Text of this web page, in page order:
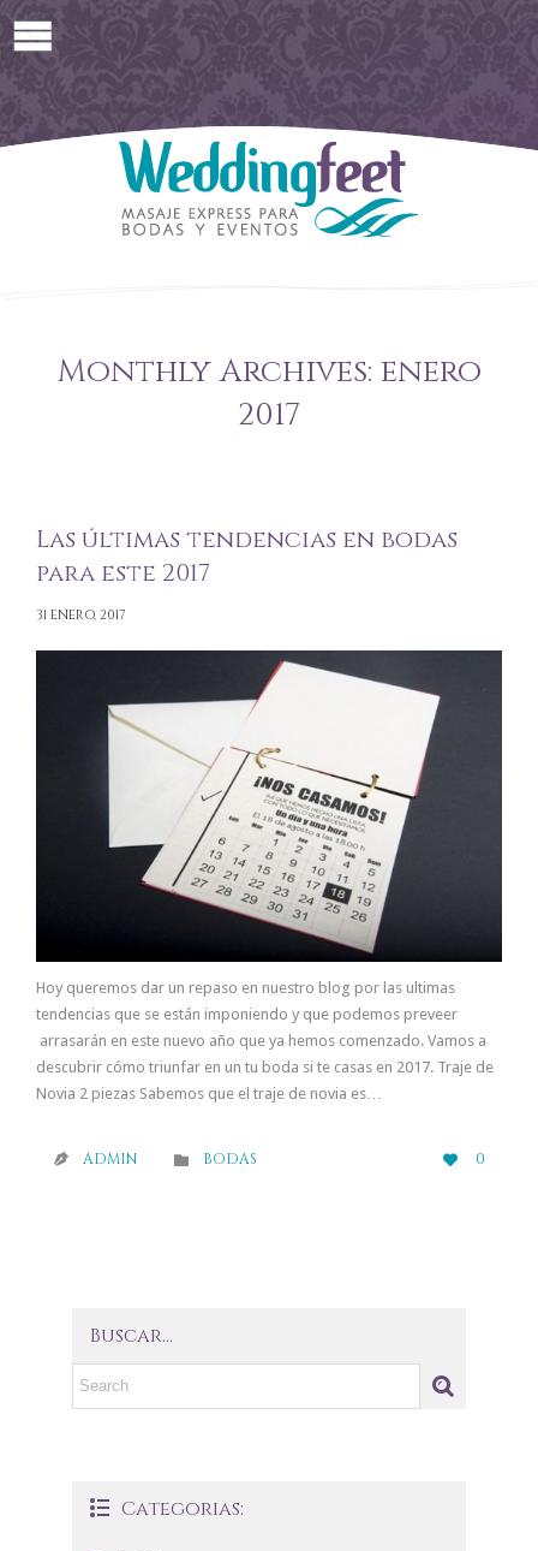
Monthly Archives: enero
2017
Las últimas tendencias en bodas
para este 2017
31 ENERO, 2017
Hoy queremos dar un repaso en nuestro blog por las ultimas
tendencias que se están imponiendo y que podemos preveer
arrasarán en este nuevo año que ya hemos comenzado. Vamos a
descubrir cómo triunfar en un tu boda si te casas en 2017. Traje de
Novia 2 piezas Sabemos que el traje de novia es…
 ADMIN  CATEGORY
BODAS 
LOVE
0
Buscar…
 Categorias: